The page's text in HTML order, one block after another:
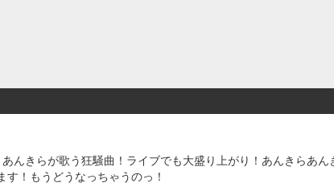
んきらが歌う狂騒曲！ライブでも大盛り上がり！あんきらあん
！もうどうなっちゃうのっ！